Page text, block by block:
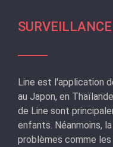
Line est l'application
au Japon, en
de Line sont
enfants. Néanmoins,
problèmes comme